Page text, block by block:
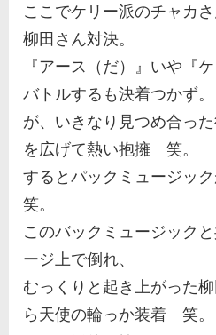
ここでケリー派のチャカ
柳田さん対決。
『アース（だ）』いや『
バトルするも決着つかず。
が、いきなり見つめ合っ
を広げて熱い抱擁 笑。
するとパックミュージッ
笑。
このバックミュージック
ージ上で倒れ、
むっくりと起き上がった
ら天使の輪っか装着 笑。